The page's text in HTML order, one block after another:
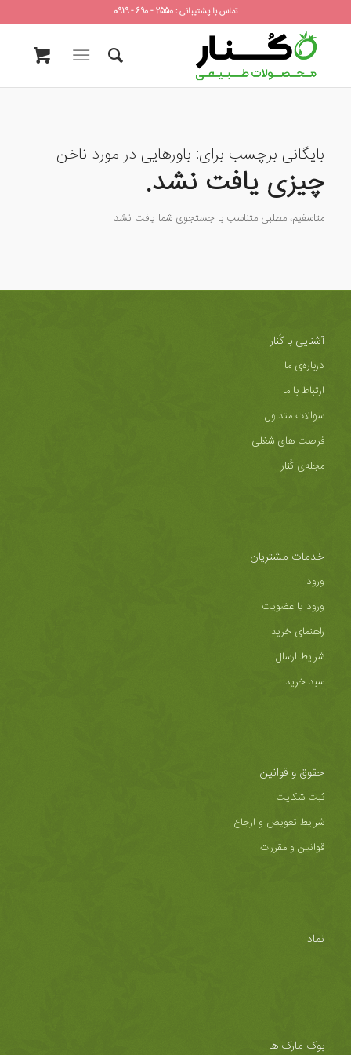
تماس با پشتیبانی : 2550 - 690 - 0919
بایگانی برچسب برای: باورهایی در مورد ناخن
چیزی یافت نشد.
متاسفیم، مطلبی متناسب با جستجوی شما یافت نشد.
آشنایی با کُنار
درباره‌ی ما
ارتباط با ما
سوالات متداول
فرصت های شغلی
مجله‌ی کُنار
خدمات مشتریان
ورود
ورود یا عضویت
راهنمای خرید
شرایط ارسال
سبد خرید
حقوق و قوانین
ثبت شکایت
شرایط تعویض و ارجاع
قوانین و مقررات
نماد
بوک مارک ها